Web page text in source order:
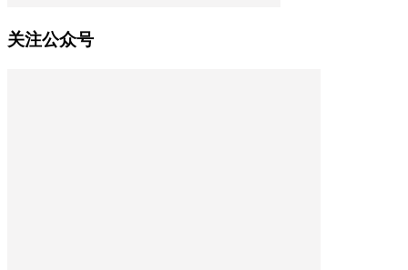
关注公众号